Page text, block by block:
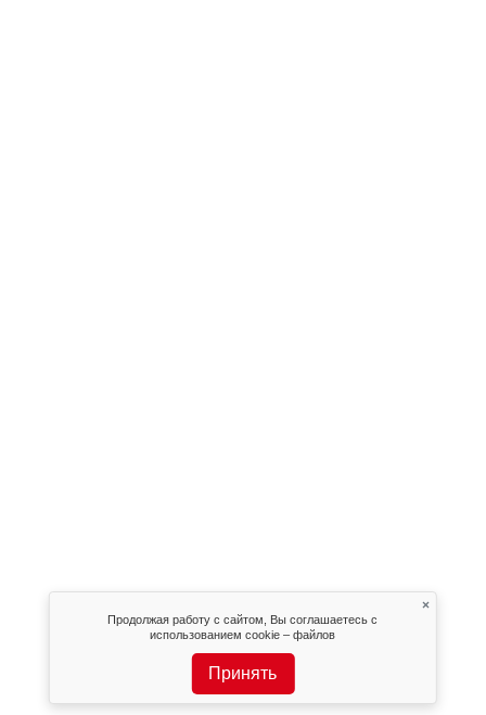
Продолжая работу с сайтом, Вы соглашаетесь с
использованием cookie – файлов
Принять
×